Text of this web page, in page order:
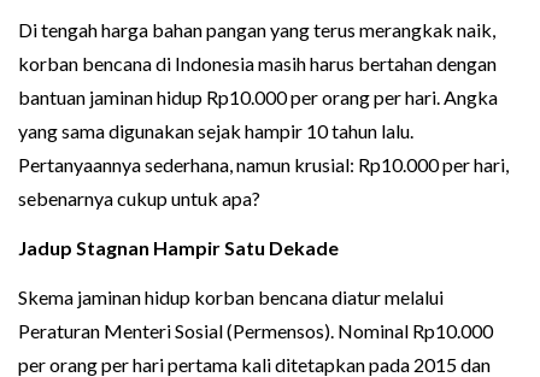
Di tengah harga bahan pangan yang terus merangkak naik,
korban bencana di Indonesia masih harus bertahan dengan
bantuan jaminan hidup Rp10.000 per orang per hari. Angka
yang sama digunakan sejak hampir 10 tahun lalu.
Pertanyaannya sederhana, namun krusial: Rp10.000 per hari,
sebenarnya cukup untuk apa?
Jadup Stagnan Hampir Satu Dekade
Skema jaminan hidup korban bencana diatur melalui
Peraturan Menteri Sosial (Permensos). Nominal Rp10.000
per orang per hari pertama kali ditetapkan pada 2015 dan